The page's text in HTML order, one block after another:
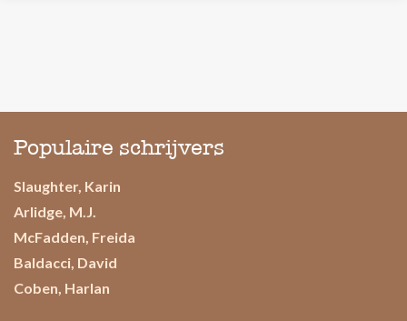
Populaire schrijvers
Slaughter, Karin
Arlidge, M.J.
McFadden, Freida
Baldacci, David
Coben, Harlan